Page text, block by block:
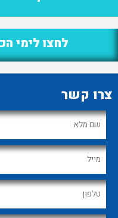
לחצו לימי
צרו קשר